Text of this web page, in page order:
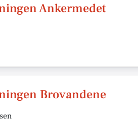
Ankermedet
Brovandene